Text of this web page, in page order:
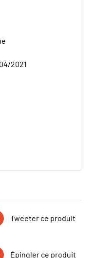
2021
Tweeter ce produit
Épingler ce produit